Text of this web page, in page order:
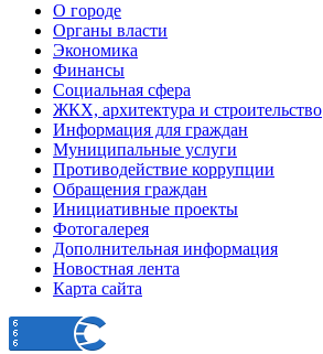
О городе
Органы власти
Экономика
Финансы
Социальная сфера
ЖКХ, архитектура и строительство
Информация для граждан
Муниципальные услуги
Противодействие коррупции
Обращения граждан
Инициативные проекты
Фотогалерея
Дополнительная информация
Новостная лента
Карта сайта